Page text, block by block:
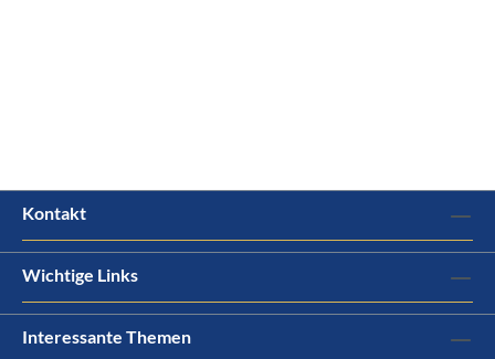
Kontakt
Wichtige Links
Interessante Themen